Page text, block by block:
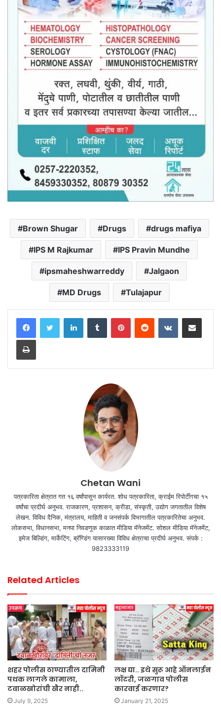
Brown Shugar Drugs drugs mafiya
IPS M Rajkumar IPS Pravin Mundhe
ipsmaheshwarreddy Jalgaon
MD Drugs Tulajapur
LinkedInTumblr PinterestReddit VKontakteShare via Email
Print
Chetan Wani
पत्रकारिता क्षेत्रात गत १६ वर्षांपासून कार्यरत. शोध पत्रकारिता, क्राईम रिपोर्टींगचा १५
वर्षांचा प्रदीर्घ अनुभव. राजकारण, प्रशासन, क्रीडा, संस्कृती, उद्योग जगतातील विशेष
लेखन. विविध दैनिक, मंत्रालय, माहिती व जनसंपर्क विभागातील पत्रकारितेचा अनुभव.
लोकसभा, विधानसभा, मनपा निवडणूक काळात मीडिया मॅनेजमेंट. सोशल मीडिया मॅनेजमेंट,
इमेज बिल्डिंग, मार्केटिंग, ब्रॅण्डिंग यासारख्या विविध क्षेत्राचा प्रदीर्घ अनुभव. संपर्क :
9823333119
Related Articles
शहर पोलीस ठाण्यातील दामिनी
पथक लागले कामाला,
टवाळखोरांची खैर नाही..
July 9, 2025
लक्ष द्या.. इथे सुरू आहे ऑनलाईन
लॉटरी, जळगाव पोलीस
कारवाई करणार?
January 21, 2025